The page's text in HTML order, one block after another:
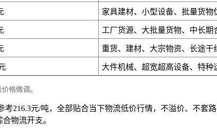
家具建材、小型设备、批量货物
工厂货源、大批量货物、中长期
重货、建材、大宗物资、长途干
大件机械、超宽超高设备、特种
格微调。
216.3元/吨，全部贴合当下物流低价行情，不溢价、不套
物流开支。